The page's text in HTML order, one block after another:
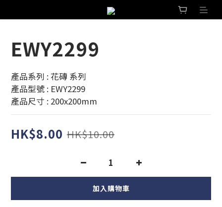
EWY2299
產品系列 : 花磚 系列
產品型號 : EWY2299
產品尺寸 : 200x200mm
HK$8.00 HK$10.00
加入購物車